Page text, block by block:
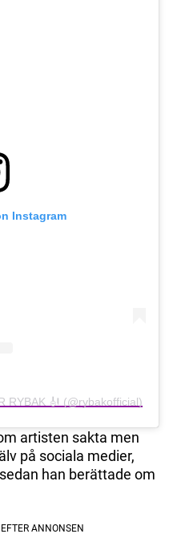
Instagram
RYBAK 🎻 (@rybakofficial)
artisten sakta men
på sociala medier,
han berättade om